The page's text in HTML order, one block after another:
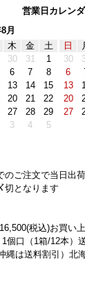
営業日カレン
月
木 金
土
30 31
1
6 7
8
13 14
15
20 21
22
27 28
29
3 4 5
日
30
6
13
20
27
のご注文で当日出荷
切となります
税込)お買い
1個口（1箱/12本）
縄は送料割引）北